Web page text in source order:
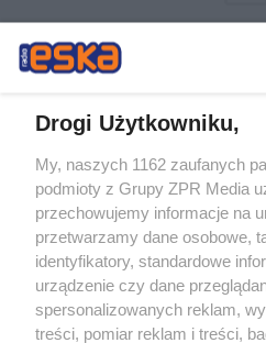
Żaden utwór zamieszczony w serwisie
rozpowszechniany lub dalej
tym także elektroniczny lub
eksploatacji w jakiejkolwiek formie,
Internecie bez pisemnej zgody
wykorzystanie utworów w całości lub
tzn. bez właściwej zgody, jest
ścigane prawnie.
Drogi Użytkowniku,
My, naszych 1162 zaufanych
podmioty z Grupy ZPR Media
przechowujemy informacje na
przetwarzamy dane osobowe,
identyfikatory, standardowe
urządzenie czy dane
spersonalizowanych reklam,
treści, pomiar reklam i treści,